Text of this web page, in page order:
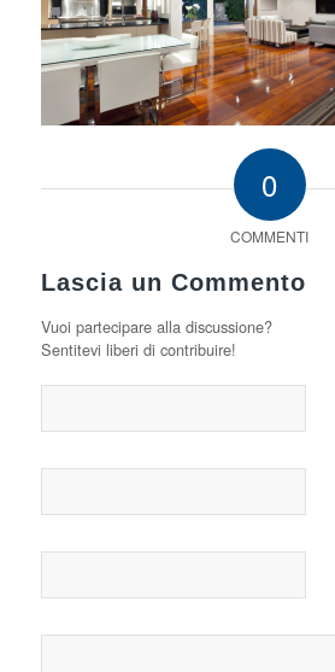
0
COMMENTI
Lascia un Commento
Vuoi partecipare alla discussione?
Sentitevi liberi di contribuire!